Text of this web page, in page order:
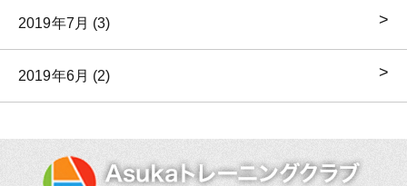
2019年7月 (3)
2019年6月 (2)